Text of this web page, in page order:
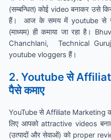
(सम्बन्धित) कोई video बनाकर उसे
हैं।
आज के समय में youtube से
(माध्यम) ही कमाया जा रहा है।
Chanchlani,
Technical
youtube vloggers हैं।
2. Youtube से
पैसे कमाए
YouTube से Affiliate Marketing
लिए आपको attractive videos
(उत्पादों और सेवाओं) को proper